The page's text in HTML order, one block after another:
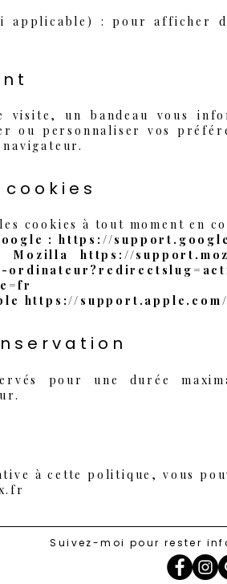
applicable) : pour afficher
un bandeau vous
ou personnaliser vos
cookies à tout moment en
:https://
Mozilla https://
https://
pour une durée
à cette politique, vous
Suivez-moi pour rester